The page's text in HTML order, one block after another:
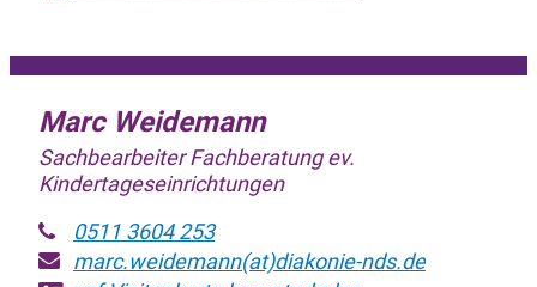
Marc Weidemann
Sachbearbeiter Fachberatung ev.
Kindertageseinrichtungen
0511 3604 253
marc.weidemann(at)diakonie-nds.de